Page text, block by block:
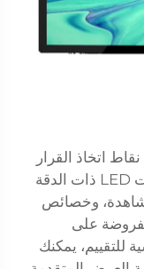
اتخاذ القرار
الحاسمة التي تحدد مدى ملاءمة شاشات LED ذات الدقة
وخصائص
على
للتقييم، يمكنك